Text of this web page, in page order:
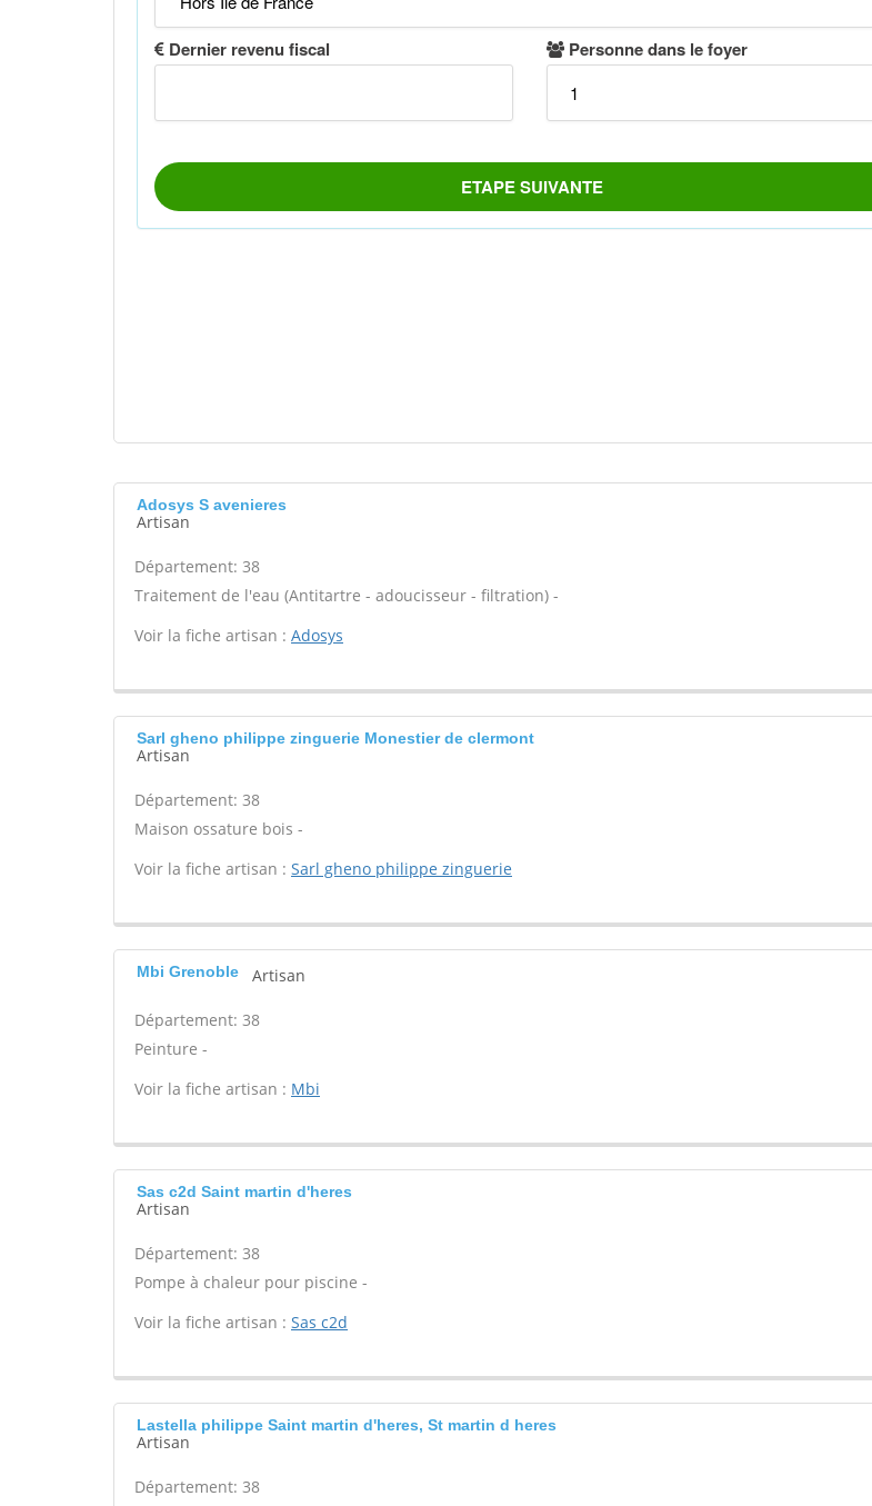
Adosys S avenieres
Artisan
Département: 38
Traitement de l'eau (Antitartre - adoucisseur - filtration) -
Voir la fiche artisan : Adosys
Sarl gheno philippe zinguerie Monestier de clermont
Artisan
Département: 38
Maison ossature bois -
Voir la fiche artisan : Sarl gheno philippe zinguerie
Mbi Grenoble Artisan
Département: 38
Peinture -
Voir la fiche artisan : Mbi
Sas c2d Saint martin d'heres
Artisan
Département: 38
Pompe à chaleur pour piscine -
Voir la fiche artisan : Sas c2d
Lastella philippe Saint martin d'heres, St martin d heres
Artisan
Département: 38